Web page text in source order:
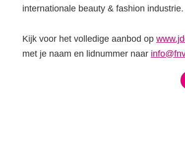
internationale beauty & fashion industrie.
Kijk voor het volledige aanbod op
met je naam en lidnummer naar